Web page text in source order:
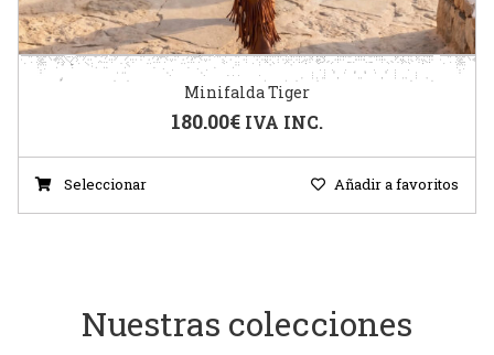
Minifalda Tiger
180.00€ IVA INC.
Seleccionar Añadir a favoritos
Nuestras colecciones